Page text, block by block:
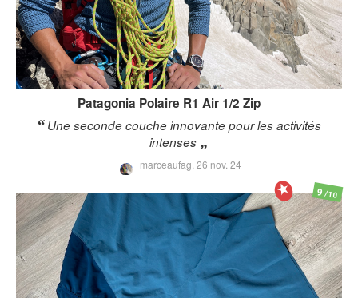
Patagonia Polaire R1 Air 1/2 Zip
Une seconde couche innovante pour les activités
intenses
marceaufag, 26 nov. 24
9/10